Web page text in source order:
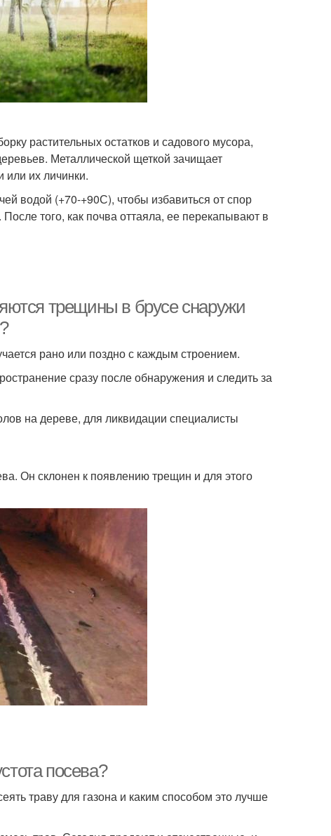
растительных остатков и садового мусора,
Металлической щеткой зачищает
или их личинки.
водой (+70-+90С), чтобы избавиться от спор
того, как почва оттаяла, ее перекапывают в
трещины в брусе снаружи
рано или поздно с каждым строением.
сразу после обнаружения и следить за
на дереве, для ликвидации специалисты
Он склонен к появлению трещин и для этого
посева?
траву для газона и каким способом это лучше